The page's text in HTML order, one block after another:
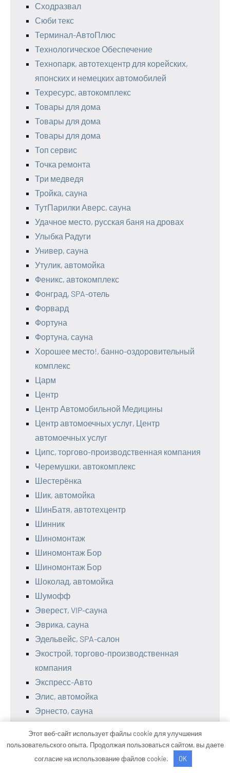
Сходразвал
Сюби текс
Терминал-АвтоПлюс
Технологическое Обеспечение
Технопарк, автотехцентр для корейских,
японских и немецких автомобилей
Техресурс, автокомплекс
Товары для дома
Товары для дома
Товары для дома
Топ сервис
Точка ремонта
Три медведя
Тройка, сауна
ТутПарилки Аверс, сауна
Удачное место, русская баня на дровах
Улыбка Радуги
Универ, сауна
Утулик, автомойка
Феникс, автокомплекс
Фонград, SPA-отель
Форвард
Фортуна
Фортуна, сауна
Хорошее место!, банно-оздоровительный
комплекс
Царм
Центр
Центр Автомобильной Медицины
Центр автомоечных услуг, Центр
автомоечных услуг
Ципс, торгово-производственная компания
Черемушки, автокомплекс
Шестерёнка
Шик, автомойка
ШинБатя, автотехцентр
Шинник
Шиномонтаж
Шиномонтаж Бор
Шиномонтаж Бор
Шоколад, автомойка
Шумофф
Эверест, VIP-сауна
Эврика, сауна
Эдельвейс, SPA-салон
Экострой, торгово-производственная
компания
Экспресс-Авто
Элис, автомойка
Эрнесто, сауна
Юж-климат, магазин
Южный, комплекс
Этот веб-сайт использует файлы cookie для улучшения
пользовательского опыта. Продолжая пользоваться сайтом, вы даете
согласие на использование файлов cookie.
OK